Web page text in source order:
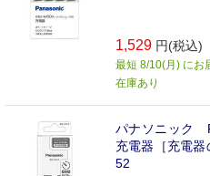
1,529 円(税込)
最短 8/10(月) にお
在庫あり
パナソニック
充電器［充電
52